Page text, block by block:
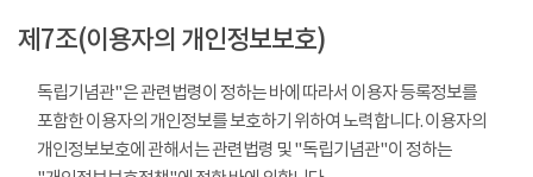
제7조(이용자의 개인정보보호)
독립기념관"은 관련법령이 정하는 바에 따라서 이용자 등록정보를
포함한 이용자의 개인정보를 보호하기 위하여 노력합니다. 이용자의
개인정보보호에 관해서는 관련법령 및 "독립기념관"이 정하는